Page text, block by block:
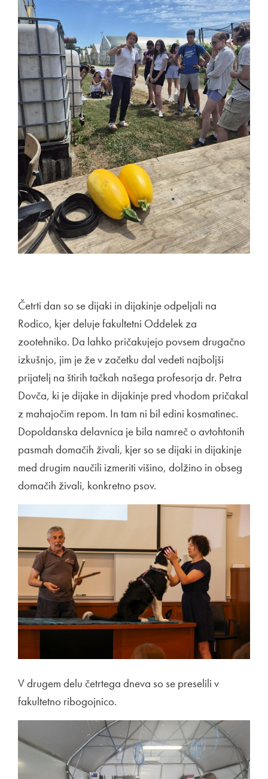
Četrti dan so se dijaki in dijakinje odpeljali na
Rodico, kjer deluje fakultetni Oddelek za
zootehniko. Da lahko pričakujejo povsem drugačno
izkušnjo, jim je že v začetku dal vedeti najboljši
prijatelj na štirih tačkah našega profesorja dr. Petra
Dovča, ki je dijake in dijakinje pred vhodom pričakal
z mahajočim repom. In tam ni bil edini kosmatinec.
Dopoldanska delavnica je bila namreč o avtohtonih
pasmah domačih živali, kjer so se dijaki in dijakinje
med drugim naučili izmeriti višino, dolžino in obseg
domačih živali, konkretno psov.
V drugem delu četrtega dneva so se preselili v
fakultetno ribogojnico.